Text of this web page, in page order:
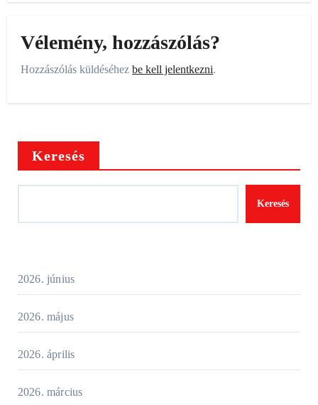
Vélemény, hozzászólás?
Hozzászólás küldéséhezbe kell jelentkezni.
Keresés
Keresés
2026. június
2026. május
2026. április
2026. március